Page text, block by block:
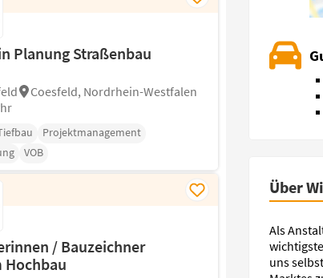
Planung Straßenbau
Coesfeld, Nordrhein-Westfalen
Projektmanagement
VOB
/ Bauzeichner
Über
Als
uns